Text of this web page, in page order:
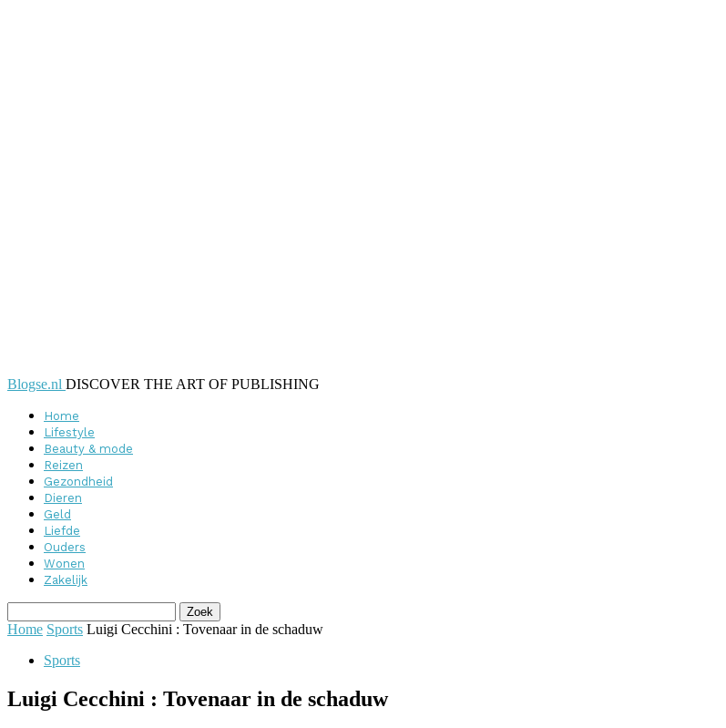
Blogse.nl DISCOVER THE ART OF PUBLISHING
Home
Lifestyle
Beauty & mode
Reizen
Gezondheid
Dieren
Geld
Liefde
Ouders
Wonen
Zakelijk
Home Sports Luigi Cecchini : Tovenaar in de schaduw
Sports
Luigi Cecchini : Tovenaar in de schaduw